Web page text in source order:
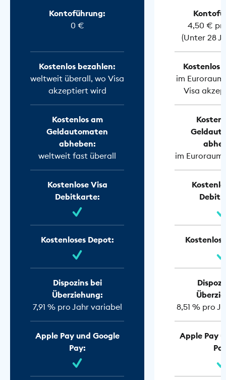
Kontoführung:
0 €
Kostenlos bezahlen:
weltweit überall, wo Visa
akzeptiert wird
Kostenlos am
Geldautomaten
abheben:
weltweit fast überall
Kostenlose Visa
Debitkarte:
Kostenloses Depot:
Dispozins bei
Überziehung:
7,91 % pro Jahr variabel
Apple Pay und Google
Pay:
4,50 €
(Unter 28
Kostenlos
im
Visa
im
8,51 % pro
Apple Pay